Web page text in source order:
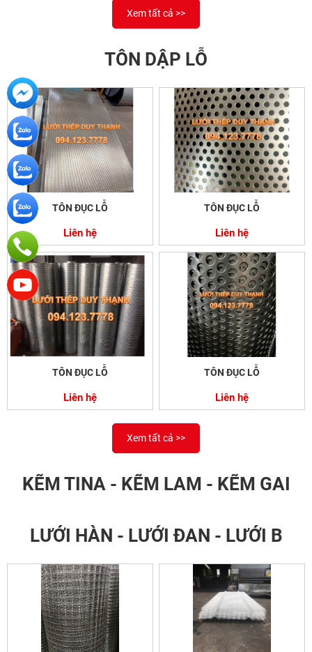
Xem tất cả >>
TÔN DẬP LỖ
TÔN ĐỤC LỖ
Liên hệ
TÔN ĐỤC LỖ
Liên hệ
TÔN ĐỤC LỖ
Liên hệ
TÔN ĐỤC LỖ
Liên hệ
Xem tất cả >>
KẼM TINA - KẼM LAM - KẼM GAI
LƯỚI HÀN - LƯỚI ĐAN - LƯỚI B